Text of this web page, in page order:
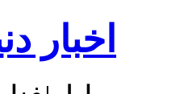
اخبار